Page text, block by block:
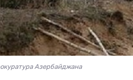
Азербайджана